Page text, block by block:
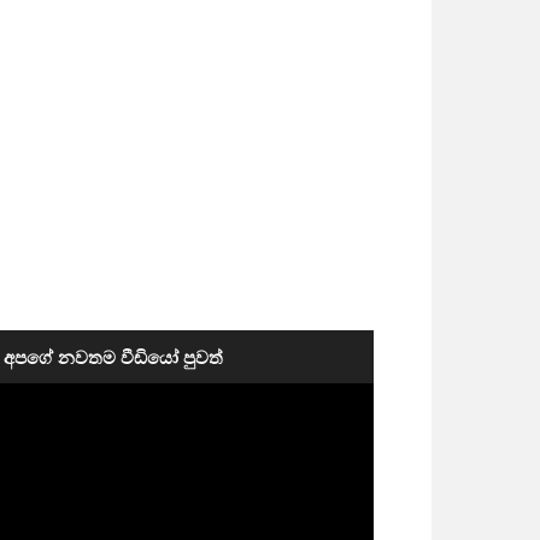
අපගේ නවතම වීඩියෝ පුවත්